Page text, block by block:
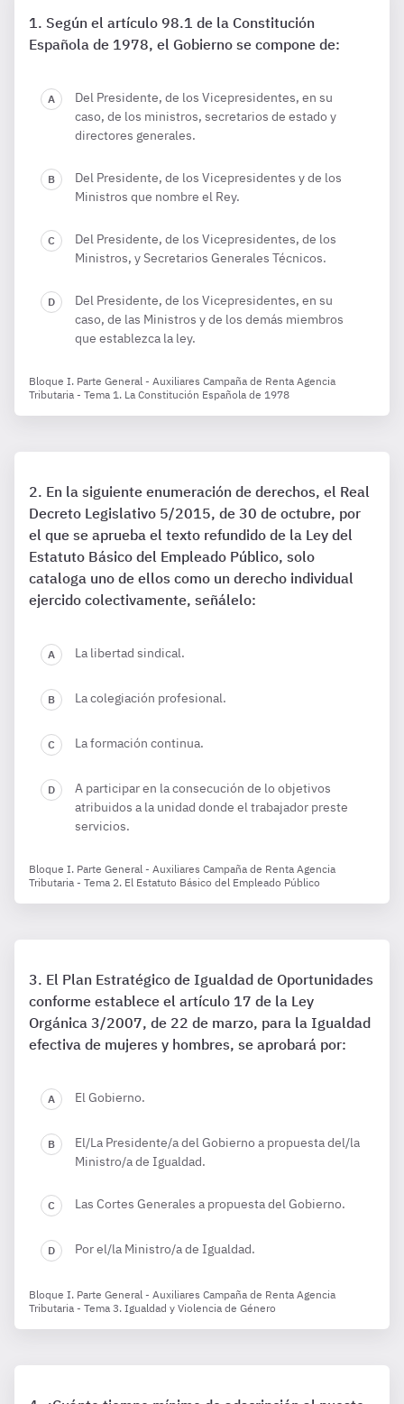
Según el artículo 98.1 de la Constitución
Española de 1978, el Gobierno se compone de:
Del Presidente, de los Vicepresidentes, en su
caso, de los ministros, secretarios de estado y
directores generales.
Del Presidente, de los Vicepresidentes y de los
Ministros que nombre el Rey.
Del Presidente, de los Vicepresidentes, de los
Ministros, y Secretarios Generales Técnicos.
Del Presidente, de los Vicepresidentes, en su
caso, de las Ministros y de los demás miembros
que establezca la ley.
Bloque I. Parte General - Auxiliares Campaña de Renta Agencia
Tributaria - Tema 1. La Constitución Española de 1978
En la siguiente enumeración de derechos, el Real
Decreto Legislativo 5/2015, de 30 de octubre, por
el que se aprueba el texto refundido de la Ley del
Estatuto Básico del Empleado Público, solo
cataloga uno de ellos como un derecho individual
ejercido colectivamente, señálelo:
La libertad sindical.
La colegiación profesional.
La formación continua.
A participar en la consecución de lo objetivos
atribuidos a la unidad donde el trabajador preste
servicios.
Bloque I. Parte General - Auxiliares Campaña de Renta Agencia
Tributaria - Tema 2. El Estatuto Básico del Empleado Público
El Plan Estratégico de Igualdad de Oportunidades
conforme establece el artículo 17 de la Ley
Orgánica 3/2007, de 22 de marzo, para la Igualdad
efectiva de mujeres y hombres, se aprobará por:
El Gobierno.
El/La Presidente/a del Gobierno a propuesta del/la
Ministro/a de Igualdad.
Las Cortes Generales a propuesta del Gobierno.
Por el/la Ministro/a de Igualdad.
Bloque I. Parte General - Auxiliares Campaña de Renta Agencia
Tributaria - Tema 3. Igualdad y Violencia de Género